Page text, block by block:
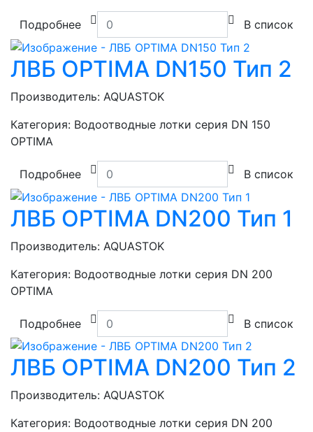
Подробнее В список
ЛВБ OPTIMA DN150 Тип 2
Производитель: AQUASTOK
Категория: Водоотводные лотки серия DN 150
OPTIMA
Подробнее В список
ЛВБ OPTIMA DN200 Тип 1
Производитель: AQUASTOK
Категория: Водоотводные лотки серия DN 200
OPTIMA
Подробнее В список
ЛВБ OPTIMA DN200 Тип 2
Производитель: AQUASTOK
Категория: Водоотводные лотки серия DN 200